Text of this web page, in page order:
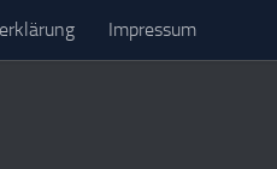
Impressum